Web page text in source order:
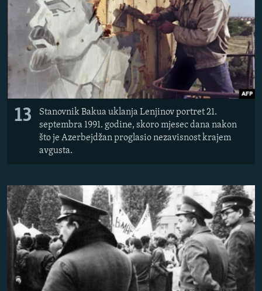
13
Stanovnik Bakua uklanja Lenjinov portret 21.
septembra 1991. godine, skoro mjesec dana nakon
što je Azerbejdžan proglasio nezavisnost krajem
avgusta.